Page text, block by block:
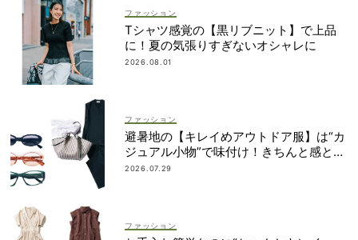
ファッション
Tシャツ感覚の【黒リブニット】で上品
に！夏の気張りすぎないオシャレに
2026.08.01
ファッション
避暑地の【キレイめアウトドア服】は“カ
ジュアル小物”で味付け！きちんと感との
バランスに注目
2026.07.29
ファッション